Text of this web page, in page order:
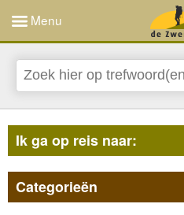
Menu
Ik ga op reis naar:
Categorieën